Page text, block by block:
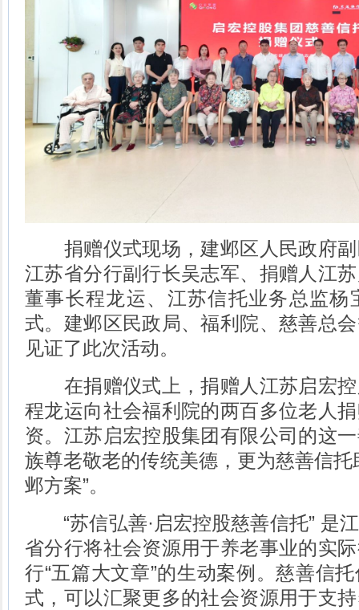
捐赠仪式现场，建邺区人民政府副
江苏省分行副行长吴志军、捐赠人江
董事长程龙运、江苏信托业务总监杨
式。建邺区民政局、福利院、慈善总
见证了此次活动。
在捐赠仪式上，捐赠人江苏启宏控
程龙运向社会福利院的两百多位老人
资。江苏启宏控股集团有限公司的这
族尊老敬老的传统美德，更为慈善信托
邺方案”。
“苏信弘善·启宏控股慈善信托” 是
省分行将社会资源用于养老事业的实
行“五篇大文章”的生动案例。慈善信
式，可以汇聚更多的社会资源用于支